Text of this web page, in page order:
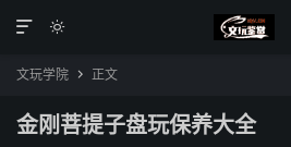


文玩学院  正文
金刚菩提子盘玩保养大全